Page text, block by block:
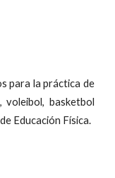
para la práctica de
voleibol, basketbol
Educación Física.